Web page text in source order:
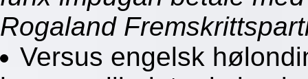
Rogaland
Versus engelsk